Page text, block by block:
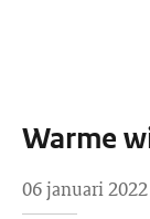
Warme
06 januari 2022